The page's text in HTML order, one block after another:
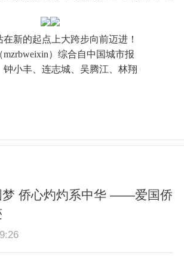
新的起点上大跨步向前迈进！
）综合自中国城市报
钟小丰、连志城、吴腾江、林翔
梦 侨心灼灼系中华 ——爱国侨